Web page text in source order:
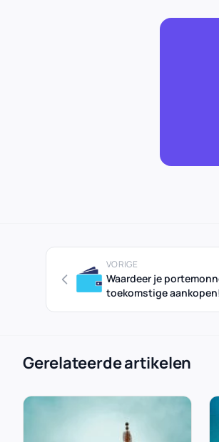
VORIGE
Waardeer je
toekomstige
Gerelateerde artikelen